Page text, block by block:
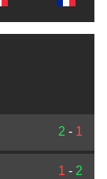
2 - 1
1 - 2